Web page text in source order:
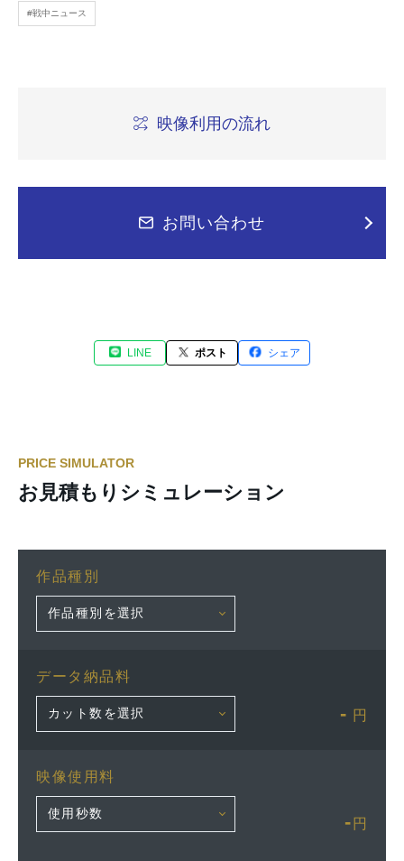
#戦中ニュース
映像利用の流れ
お問い合わせ
LINE ポスト シェア
PRICE SIMULATOR
お見積もりシミュレーション
作品種別
データ納品料
- 円
映像使用料
- 円